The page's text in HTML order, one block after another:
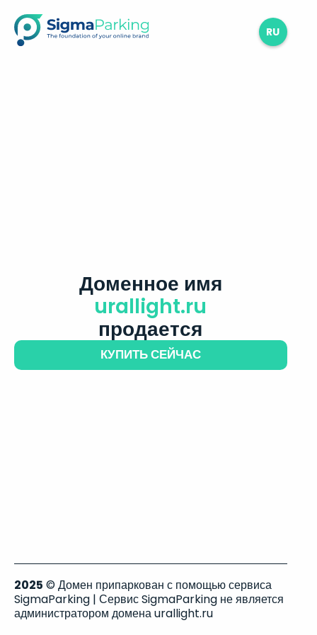
RU
Доменное имя
urallight.ru
продается
КУПИТЬ СЕЙЧАС
2025 © Домен припаркован с помощью сервиса
SigmaParking | Сервис SigmaParking не является
администратором домена urallight.ru